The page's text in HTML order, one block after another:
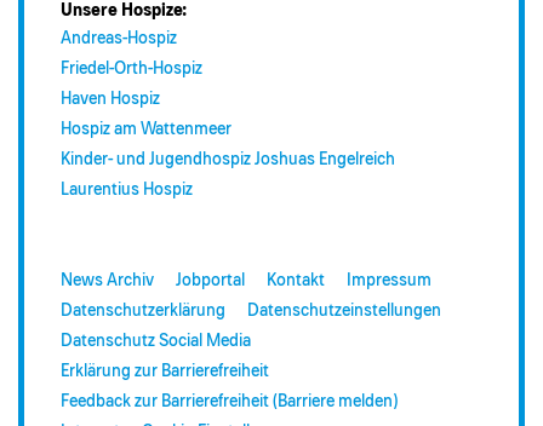
Unsere Hospize:
Andreas-Hospiz
Friedel-Orth-Hospiz
Haven Hospiz
Hospiz am Wattenmeer
Kinder- und Jugendhospiz Joshuas Engelreich
Laurentius Hospiz
News Archiv Jobportal Kontakt
Impressum
Datenschutzerklärung
Datenschutzeinstellungen
Datenschutz Social Media
Erklärung zur Barrierefreiheit
Feedback zur Barrierefreiheit (Barriere melden)